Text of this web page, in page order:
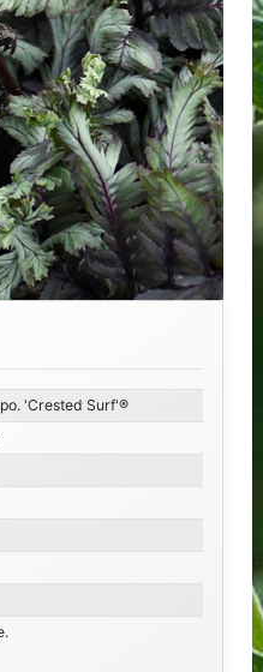
'Crested Surf'®